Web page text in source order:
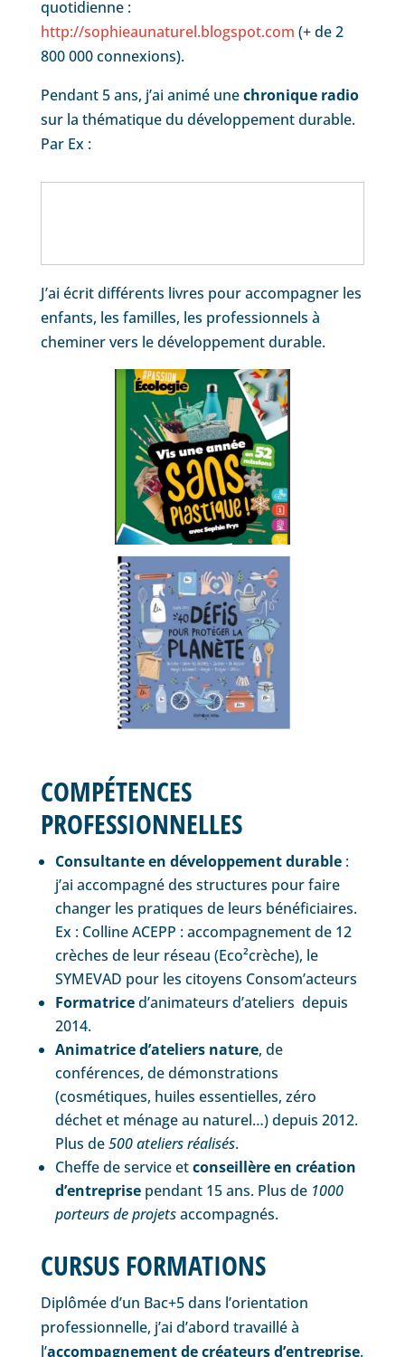
quotidienne :
http://sophieaunaturel.blogspot.com (+ de 2
800 000 connexions).
Pendant 5 ans, j’ai animé unechronique radio
sur la thématique du développement durable.
Par Ex :
J’ai écrit différents livres pour accompagner les
enfants, les familles, les professionnels à
cheminer vers le développement durable.
COMPÉTENCES
PROFESSIONNELLES
Consultante en développement durable:
j’ai accompagné des structures pour faire
changer les pratiques de leurs bénéficiaires.
Ex : Colline ACEPP : accompagnement de 12
crèches de leur réseau (Eco²crèche), le
SYMEVAD pour les citoyens Consom’acteurs
Formatriced’animateurs d’ateliers depuis
2014.
Animatrice d’ateliers nature, de
conférences, de démonstrations
(cosmétiques, huiles essentielles, zéro
déchet et ménage au naturel…) depuis 2012.
Plus de500 ateliers réalisés.
Cheffe de service etconseillère en création
d’entreprisependant 15 ans. Plus de 1000
porteurs de projetsaccompagnés.
CURSUS FORMATIONS
Diplômée d’un Bac+5 dans l’orientation
professionnelle, j’ai d’abord travaillé à
l’accompagnement de créateurs d’entreprise.